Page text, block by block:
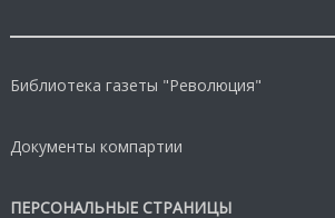
Библиотека газеты "Революция"
Документы компартии
ПЕРСОНАЛЬНЫЕ СТРАНИЦЫ